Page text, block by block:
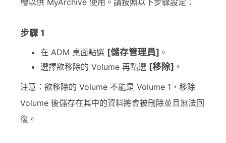
槽以供 MyArchive 使用。請按照以下步驟設定：
步驟 1
在 ADM 桌面點選 [儲存管理員] 。
選擇欲移除的 Volume 再點選 [移除] 。
注意：欲移除的 Volume 不能是 Volume 1，移除
Volume 後儲存在其中的資料將會被刪除並且無法回
復。